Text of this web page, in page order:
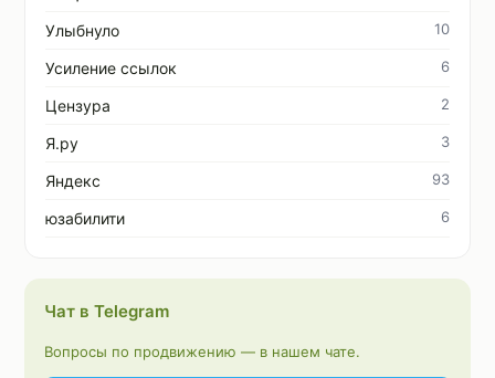
Улыбнуло 10
Усиление ссылок 6
Цензура 2
Я.ру 3
Яндекс 93
юзабилити 6
Чат в Telegram
Вопросы по продвижению — в нашем чате.